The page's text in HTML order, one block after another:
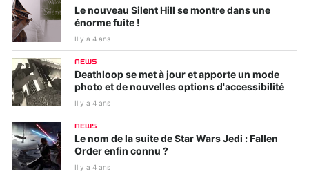
Le nouveau Silent Hill se montre dans une
énorme fuite !
Il y a 4 ans
NEWS
Deathloop se met à jour et apporte un mode
photo et de nouvelles options d'accessibilité
Il y a 4 ans
NEWS
Le nom de la suite de Star Wars Jedi : Fallen
Order enfin connu ?
Il y a 4 ans